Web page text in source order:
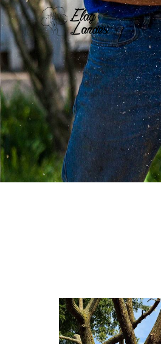
Panneau de gestion des cookies